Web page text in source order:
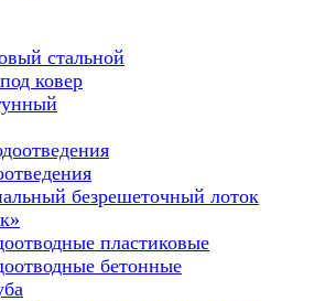
стальной
ковер
безрешеточный лоток
пластиковые
бетонные